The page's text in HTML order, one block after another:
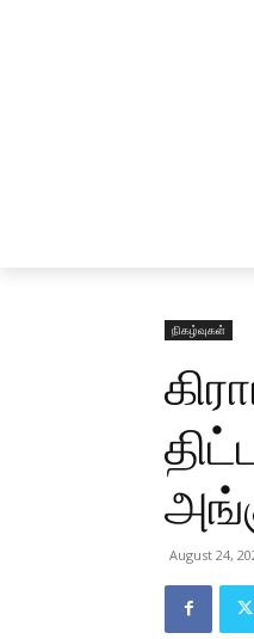
நிகழ்வுகள்
August 24,